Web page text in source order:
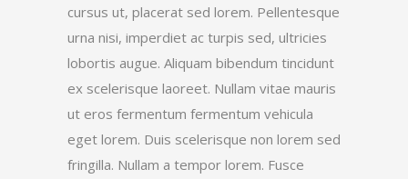
cursus ut, placerat sed lorem. Pellentesque
urna nisi, imperdiet ac turpis sed, ultricies
lobortis augue. Aliquam bibendum tincidunt
ex scelerisque laoreet. Nullam vitae mauris
ut eros fermentum fermentum vehicula
eget lorem. Duis scelerisque non lorem sed
fringilla. Nullam a tempor lorem. Fusce